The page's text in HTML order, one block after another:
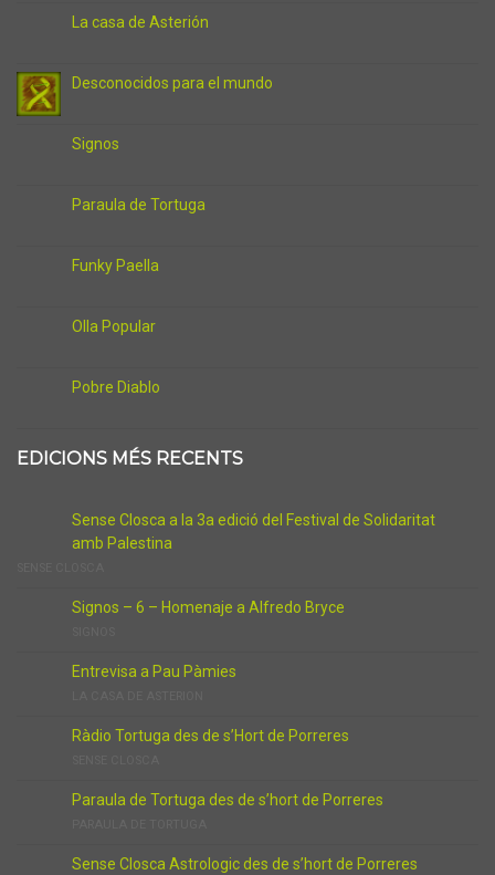
La casa de Asterión
Desconocidos para el mundo
Signos
Paraula de Tortuga
Funky Paella
Olla Popular
Pobre Diablo
EDICIONS MÉS RECENTS
Sense Closca a la 3a edició del Festival de Solidaritat
amb Palestina
Signos – 6 – Homenaje a Alfredo Bryce
Entrevisa a Pau Pàmies
Ràdio Tortuga des de s’Hort de Porreres
Paraula de Tortuga des de s’hort de Porreres
Sense Closca Astrologic des de s’hort de Porreres